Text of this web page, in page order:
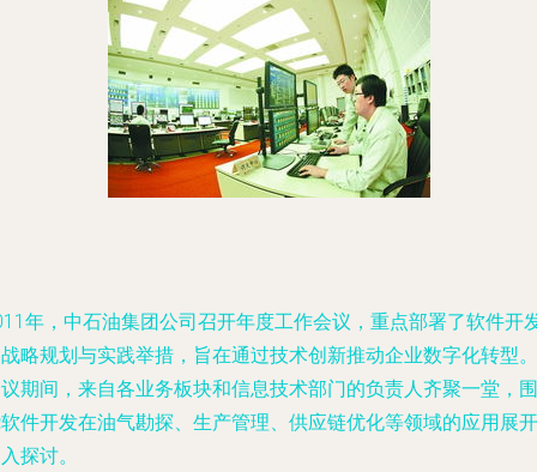
年，中石油集团公司召开年度工作会议，重点部署了软件开
略规划与实践举措，旨在通过技术创新推动企业数字化转型。
期间，来自各业务板块和信息技术部门的负责人齐聚一堂，围
件开发在油气勘探、生产管理、供应链优化等领域的应用展开
探讨。